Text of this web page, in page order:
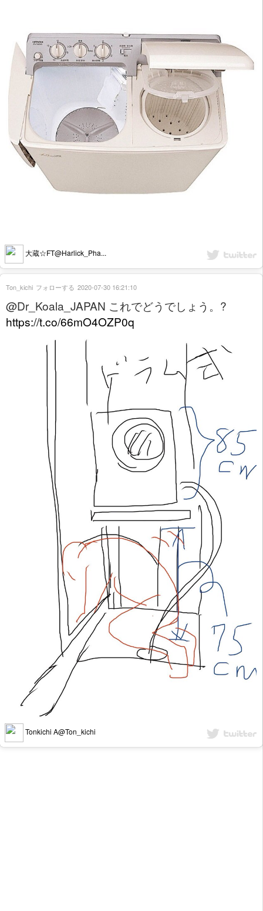
大蔵☆FT@Harlick_Pha...
@Dr_Koala_JAPAN これでどうでしょう。?
https://t.co/66mO4OZP0q
Tonkichi A@Ton_kichi
Ton_kichi フォローする 2020-07-30 16:21:10